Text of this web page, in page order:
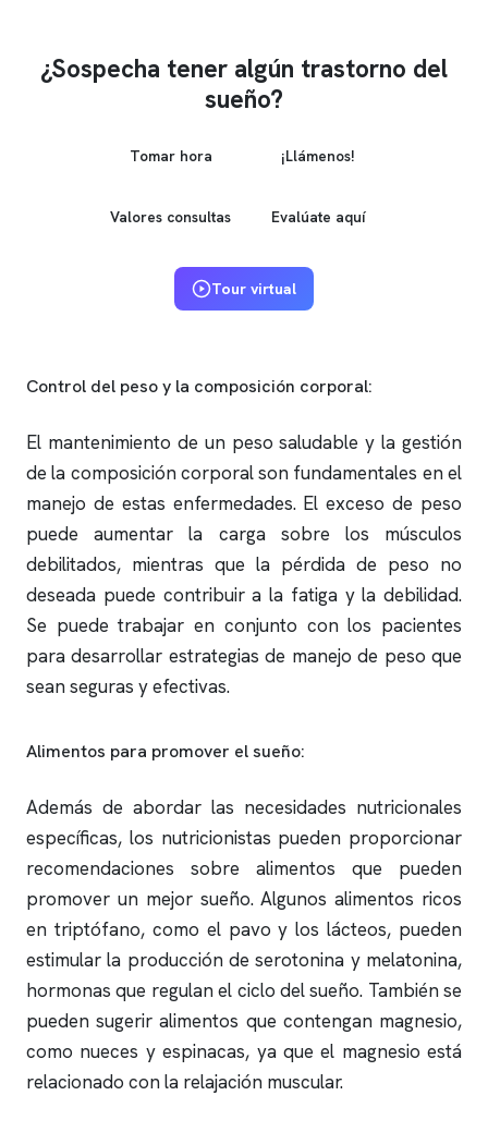
¿Sospecha tener algún trastorno del
sueño?
Tomar hora ¡Llámenos!
Valores consultas Evalúate aquí
Tour virtual
Control del peso y la composición corporal:
El mantenimiento de un peso saludable y la gestión
de la composición corporal son fundamentales en el
manejo de estas enfermedades. El exceso de peso
puede aumentar la carga sobre los músculos
debilitados, mientras que la pérdida de peso no
deseada puede contribuir a la fatiga y la debilidad.
Se puede trabajar en conjunto con los pacientes
para desarrollar estrategias de manejo de peso que
sean seguras y efectivas.
Alimentos para promover el sueño:
Además de abordar las necesidades nutricionales
específicas, los nutricionistas pueden proporcionar
recomendaciones sobre alimentos que pueden
promover un mejor sueño. Algunos alimentos ricos
en triptófano, como el pavo y los lácteos, pueden
estimular la producción de serotonina y melatonina,
hormonas que regulan el ciclo del sueño. También se
pueden sugerir alimentos que contengan magnesio,
como nueces y espinacas, ya que el magnesio está
relacionado con la relajación muscular.